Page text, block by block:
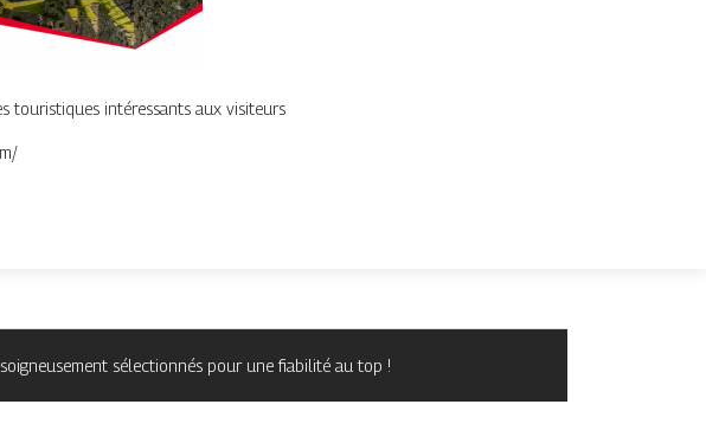
touristiques intéressants aux visiteurs
sélectionnés pour une fiabilité au top !